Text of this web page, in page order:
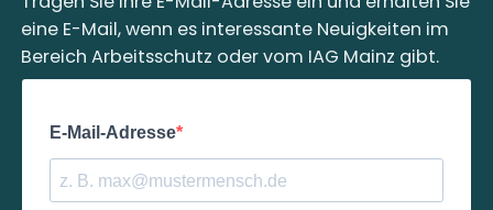
eine E-Mail, wenn es interessante Neuigkeiten im
Bereich Arbeitsschutz oder vom IAG Mainz gibt.